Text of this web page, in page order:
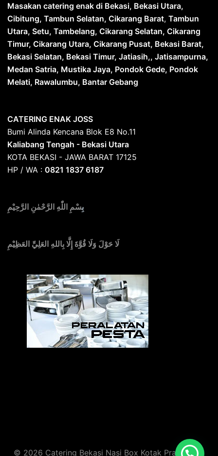
Masakan catering enak di Bekasi, Bekasi Utara,
Cibitung, Tambun Selatan, Cikarang Barat, Tambun
Utara, Setu, Tambelang, Cikarang Selatan, Cikarang
Timur, Cikarang Utara, Cikarang Pusat, Bekasi Barat,
Bekasi Selatan, Bekasi Timur, Jatiasih,, Jatisampurna,
Medan Satria, Mustika Jaya, Pondok Gede, Pondok
Melati, Rawalumbu, Bantar Gebang
CATERING ENAK JOSS
Bumi Alinda Kencana Blok E8 No.11
Kaliabang Tengah - Bekasi Utara
KOTA BEKASI - JAWA BARAT 17125
HP / WA : 0821 1837 6187
بِسْمِ اللّٰهِ الرَّحْمٰنِ الرَّحِيْمِ
لَا حَوْلَ وَلَا قُوَّةَ إِلَّا بِاللهِ العَلِيِّ العَظِيْمِ
© 2026 Catering Bekasi Nasi Box Kotak Prasmanan